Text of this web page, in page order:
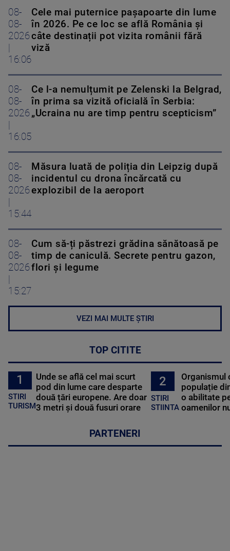
08-
08-
2026
16:06
Cele mai puternice pașapoarte din lume
în 2026. Pe ce loc se află România și
câte destinații pot vizita românii fără
viză
08-
08-
2026
16:05
Ce l-a nemulțumit pe Zelenski la Belgrad,
în prima sa vizită oficială în Serbia:
„Ucraina nu are timp pentru scepticism”
08-
08-
2026
15:44
Măsura luată de poliția din Leipzig după
incidentul cu drona încărcată cu
explozibil de la aeroport
08-
08-
2026
15:27
Cum să-ți păstrezi grădina sănătoasă pe
timp de caniculă. Secrete pentru gazon,
flori și legume
VEZI MAI MULTE ȘTIRI
TOP CITITE
1
STIRI
TURISM
Unde se află cel mai scurt
pod din lume care desparte
două țări europene. Are doar
3 metri și două fusuri orare
2
STIRI
STIINTA
Organismul
populație
o abilitate
oamenilor
PARTENERI